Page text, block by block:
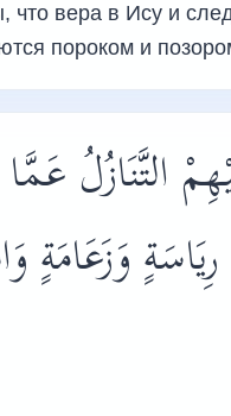
что вера в Ису и
пороком и
التَّنَازُلُ عَمَّا
وَزَعَامَةٍ